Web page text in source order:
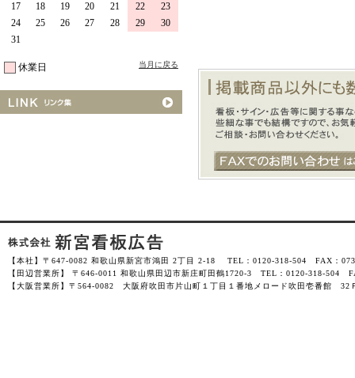
17
18 19 20 21 22
23
24
25 26 27 28 29
30
31
休業日 当月に戻る
【本社】〒647-0082 和歌山県新宮市鴻田 2丁目 2-18 TEL：0120-318-504 FAX：
【田辺営業所】 〒646-0011 和歌山県田辺市新庄町田鶴1720-3 TEL：0120-318-504
【大阪営業所】〒564-0082 大阪府吹田市片山町１丁目１番地メロード吹田壱番館